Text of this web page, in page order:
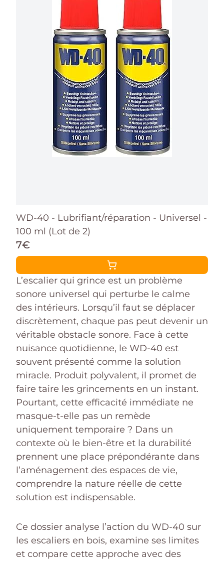
WD-40 - Lubrifiant/réparation - Universel -
100 ml (Lot de 2)
7€
L’escalier qui grince est un problème
sonore universel qui perturbe le calme
des intérieurs. Lorsqu’il faut se déplacer
discrètement, chaque pas peut devenir un
véritable obstacle sonore. Face à cette
nuisance quotidienne, le WD-40 est
souvent présenté comme la solution
miracle. Produit polyvalent, il promet de
faire taire les grincements en un instant.
Pourtant, cette efficacité immédiate ne
masque-t-elle pas un remède
uniquement temporaire ? Dans un
contexte où le bien-être et la durabilité
prennent une place prépondérante dans
l’aménagement des espaces de vie,
comprendre la nature réelle de cette
solution est indispensable.
Ce dossier analyse l’action du WD-40 sur
les escaliers en bois, examine ses limites
et compare cette approche avec des